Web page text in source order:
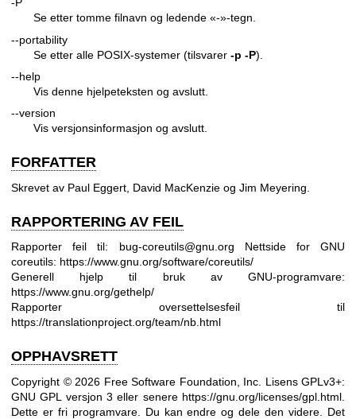
-P
Se etter tomme filnavn og ledende «-»-tegn.
--portability
Se etter alle POSIX-systemer (tilsvarer -p -P).
--help
Vis denne hjelpeteksten og avslutt.
--version
Vis versjonsinformasjon og avslutt.
FORFATTER
Skrevet av Paul Eggert, David MacKenzie og Jim Meyering.
RAPPORTERING AV FEIL
Rapporter feil til: bug-coreutils@gnu.org Nettside for GNU
coreutils: https://www.gnu.org/software/coreutils/
Generell hjelp til bruk av GNU-programvare:
https://www.gnu.org/gethelp/
Rapporter oversettelsesfeil til
https://translationproject.org/team/nb.html
OPPHAVSRETT
Copyright © 2026 Free Software Foundation, Inc. Lisens GPLv3+:
GNU GPL versjon 3 eller senere https://gnu.org/licenses/gpl.html
Dette er fri programvare. Du kan endre og dele den videre. Det